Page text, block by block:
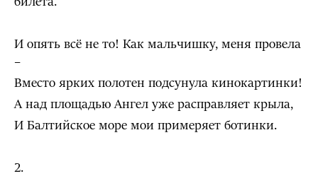
И опять всё не то! Как мальчишку, меня провела
–
Вместо ярких полотен подсунула кинокартинки!
А над площадью Ангел уже расправляет крыла,
И Балтийское море мои примеряет ботинки.
2.